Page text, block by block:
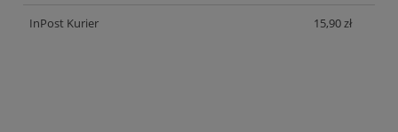
InPost Kurier 15,90 zł